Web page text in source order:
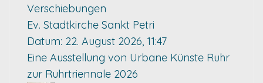
Verschiebungen
Ev. Stadtkirche Sankt Petri
Datum: 22. August 2026, 11:47
Eine Ausstellung von Urbane Künste Ruhr
zur Ruhrtriennale 2026